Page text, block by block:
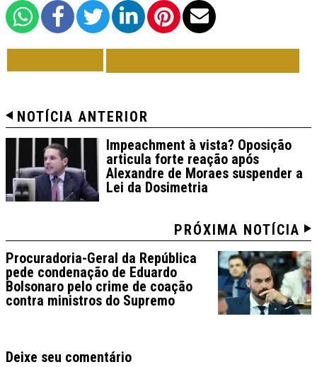
NOTÍCIA ANTERIOR
Impeachment à vista? Oposição
articula forte reação após
Alexandre de Moraes suspender a
Lei da Dosimetria
PRÓXIMA NOTÍCIA
Procuradoria-Geral da República
pede condenação de Eduardo
Bolsonaro pelo crime de coação
contra ministros do Supremo
Deixe seu comentário